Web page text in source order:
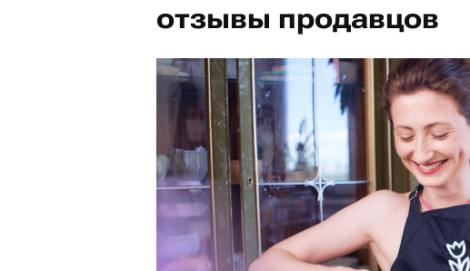
отзывы продавцов